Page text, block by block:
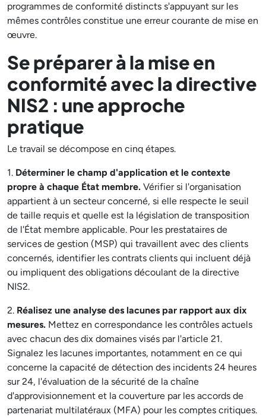
programmes de conformité distincts s'appuyant sur les
mêmes contrôles constitue une erreur courante de mise en
œuvre.
Se préparer à la mise en
conformité avec la directive
NIS2 : une approche
pratique
Le travail se décompose en cinq étapes.
1. Déterminer le champ d'application et le contexte
propre à chaque État membre. Vérifier si l'organisation
appartient à un secteur concerné, si elle respecte le seuil
de taille requis et quelle est la législation de transposition
de l'État membre applicable. Pour les prestataires de
services de gestion (MSP) qui travaillent avec des clients
concernés, identifier les contrats clients qui incluent déjà
ou impliquent des obligations découlant de la directive
NIS2.
2. Réalisez une analyse des lacunes par rapport aux dix
mesures. Mettez en correspondance les contrôles actuels
avec chacun des dix domaines visés par l'article 21.
Signalez les lacunes importantes, notamment en ce qui
concerne la capacité de détection des incidents 24 heures
sur 24, l'évaluation de la sécurité de la chaîne
d'approvisionnement et la couverture par les accords de
partenariat multilatéraux (MFA) pour les comptes critiques.